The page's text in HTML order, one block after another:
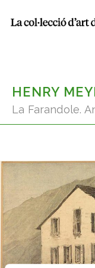
Menú
HENRY
La Farandole.